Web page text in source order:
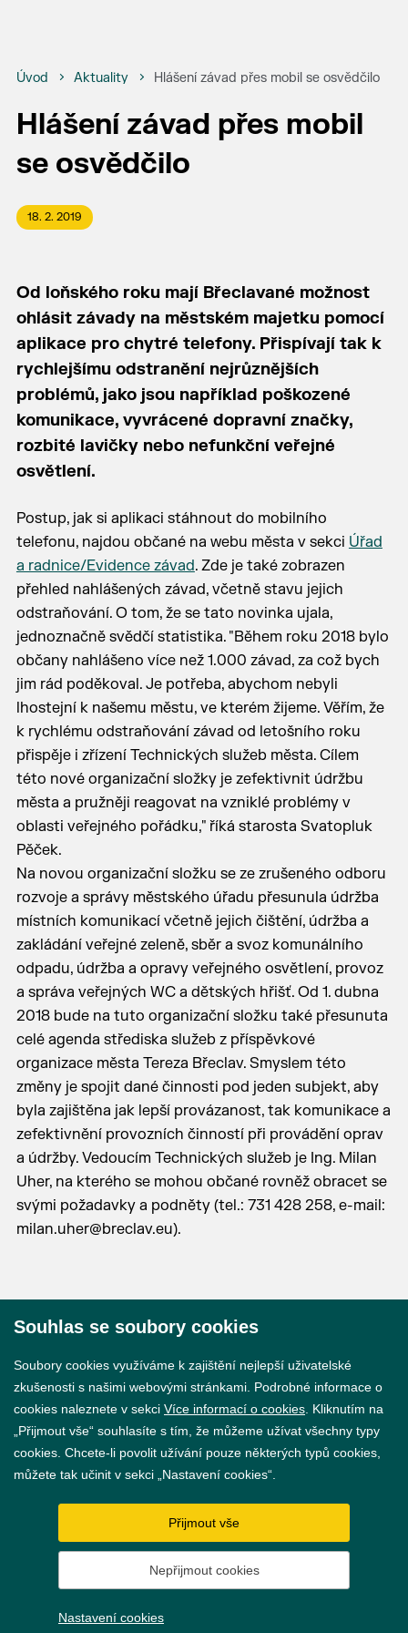
Úvod Aktuality Hlášení závad přes mobil se osvědčilo
Hlášení závad přes mobil
se osvědčilo
18. 2. 2019
Od loňského roku mají Břeclavané možnost
ohlásit závady na městském majetku pomocí
aplikace pro chytré telefony. Přispívají tak k
rychlejšímu odstranění nejrůznějších
problémů, jako jsou například poškozené
komunikace, vyvrácené dopravní značky,
rozbité lavičky nebo nefunkční veřejné
osvětlení.
Postup, jak si aplikaci stáhnout do mobilního
telefonu, najdou občané na webu města v sekci Úřad
a radnice/Evidence závad. Zde je také zobrazen
přehled nahlášených závad, včetně stavu jejich
odstraňování. O tom, že se tato novinka ujala,
jednoznačně svědčí statistika. "Během roku 2018 bylo
občany nahlášeno více než 1.000 závad, za což bych
jim rád poděkoval. Je potřeba, abychom nebyli
lhostejní k našemu městu, ve kterém žijeme. Věřím, že
k rychlému odstraňování závad od letošního roku
přispěje i zřízení Technických služeb města. Cílem
této nové organizační složky je zefektivnit údržbu
města a pružněji reagovat na vzniklé problémy v
oblasti veřejného pořádku," říká starosta Svatopluk
Pěček.
Na novou organizační složku se ze zrušeného odboru
rozvoje a správy městského úřadu přesunula údržba
místních komunikací včetně jejich čištění, údržba a
zakládání veřejné zeleně, sběr a svoz komunálního
odpadu, údržba a opravy veřejného osvětlení, provoz
a správa veřejných WC a dětských hřišť. Od 1. dubna
2018 bude na tuto organizační složku také přesunuta
celé agenda střediska služeb z příspěvkové
organizace města Tereza Břeclav. Smyslem této
změny je spojit dané činnosti pod jeden subjekt, aby
byla zajištěna jak lepší provázanost, tak komunikace a
zefektivnění provozních činností při provádění oprav
a údržby. Vedoucím Technických služeb je Ing. Milan
Uher, na kterého se mohou občané rovněž obracet se
svými požadavky a podněty (tel.: 731 428 258, e-mail:
milan.uher@breclav.eu).
GDPR
Nastavení cookies
Souhlas se soubory cookies
Soubory cookies využíváme k zajištění nejlepší uživatelské
zkušenosti s našimi webovými stránkami. Podrobné informace o
cookies naleznete v sekci Více informací o cookies . Kliknutím na
„Přijmout vše“ souhlasíte s tím, že můžeme užívat všechny typy
cookies. Chcete-li povolit užívání pouze některých typů cookies,
můžete tak učinit v sekci „Nastavení cookies“.
Přijmout vše
Nepřijmout cookies
Nastavení cookies